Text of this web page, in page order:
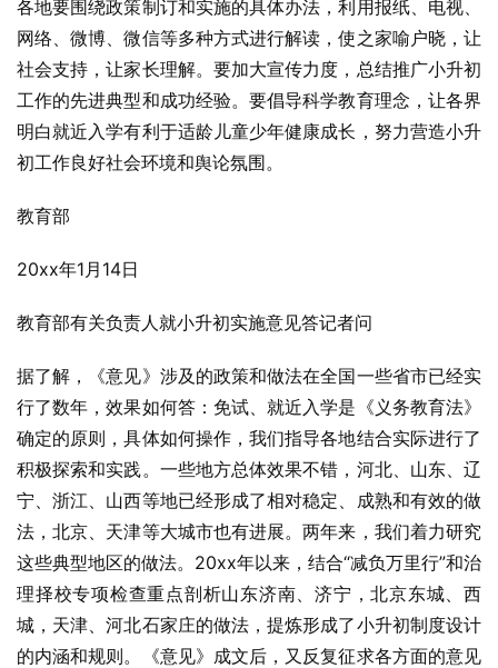
各地要围绕政策制订和实施的具体办法，利用报纸、电视、
网络、微博、微信等多种方式进行解读，使之家喻户晓，让
社会支持，让家长理解。要加大宣传力度，总结推广小升初
工作的先进典型和成功经验。要倡导科学教育理念，让各界
明白就近入学有利于适龄儿童少年健康成长，努力营造小升
初工作良好社会环境和舆论氛围。
教育部
20xx年1月14日
教育部有关负责人就小升初实施意见答记者问
据了解，《意见》涉及的政策和做法在全国一些省市已经实
行了数年，效果如何答：免试、就近入学是《义务教育法》
确定的原则，具体如何操作，我们指导各地结合实际进行了
积极探索和实践。一些地方总体效果不错，河北、山东、辽
宁、浙江、山西等地已经形成了相对稳定、成熟和有效的做
法，北京、天津等大城市也有进展。两年来，我们着力研究
这些典型地区的做法。20xx年以来，结合“减负万里行”和治
理择校专项检查重点剖析山东济南、济宁，北京东城、西
城，天津、河北石家庄的做法，提炼形成了小升初制度设计
的内涵和规则。《意见》成文后，又反复征求各方面的意见